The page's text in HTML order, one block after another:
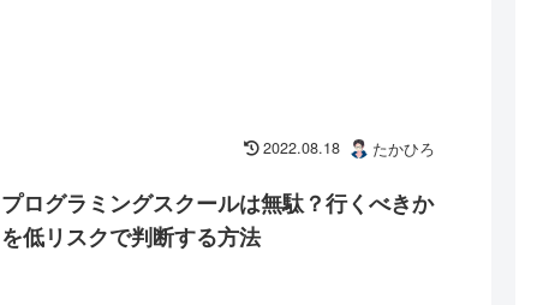
2022.08.18 たかひろ
プログラミングスクールは無駄？行くべきか
を低リスクで判断する方法